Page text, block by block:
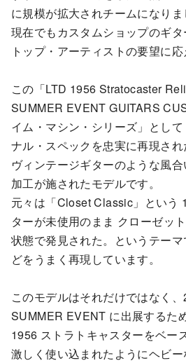
に規模が拡大されチームになりま
現在でもカスタムショップのギ
トップ・アーティストの要望に応
この「LTD 1956 Stratocaster
SUMMER EVENT GUITARS
イム・マシン・シリーズ」とし
ナル・スペックを忠実に再現され
ヴィンテージギターのような風
加工が施されたモデルです。
元々は「Closet Classic」という
ターが未使用のまま クローゼッ
状態で発見された。というテー
どをうまく再現しています。
このモデルはそれだけではなく
SUMMER EVENT に出展するた
1956 ストラトキャスターをベー
激しく使い込まれたようにヘビ